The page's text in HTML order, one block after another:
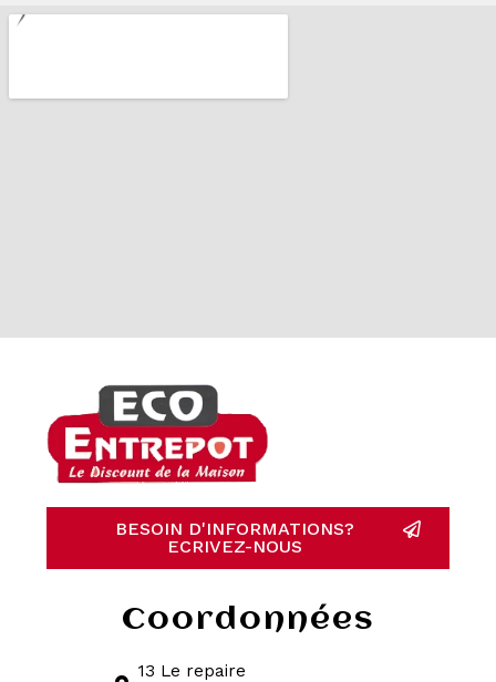
BESOIN D'INFORMATIONS?
ECRIVEZ-NOUS
Coordonnées
13 Le repaire